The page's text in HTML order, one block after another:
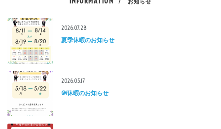
/ お知らせ
2026.07.28
夏季休暇のお知らせ
2026.05.17
GW休暇のお知らせ